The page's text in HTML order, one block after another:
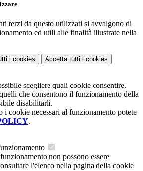
terzi da questo utilizzati si avvalgono di
ed utili alle finalità illustrate nella
i cookies Accetta tutti i cookies
scegliere quali cookie consentire.
che consentono il funzionamento della
disabilitarli.
i cookie necessari al funzionamento potete
.
non possono essere
l'elenco nella pagina della cookie